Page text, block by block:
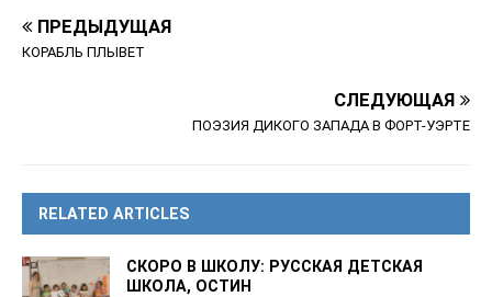
ПРЕДЫДУЩАЯ
КОРАБЛЬ ПЛЫВЕТ
СЛЕДУЮЩАЯ
ПОЭЗИЯ ДИКОГО ЗАПАДА В ФОРТ-УЭРТЕ
RELATED ARTICLES
СКОРО В ШКОЛУ: РУССКАЯ ДЕТСКАЯ
ШКОЛА, ОСТИН